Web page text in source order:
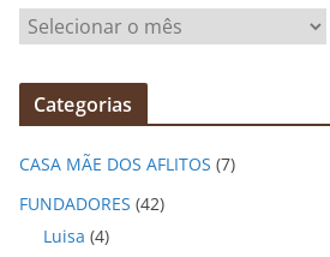
q
v
o
Categorias
CASA MÃE DOS AFLITOS (7)
FUNDADORES (42)
Luisa (4)